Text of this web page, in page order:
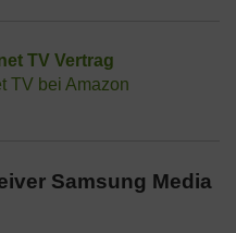
TV Vertrag
TV bei Amazon
Samsung Media